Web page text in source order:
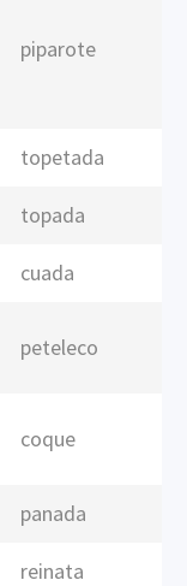
piparote
topetada
topada
cuada
peteleco
coque
panada
reinata